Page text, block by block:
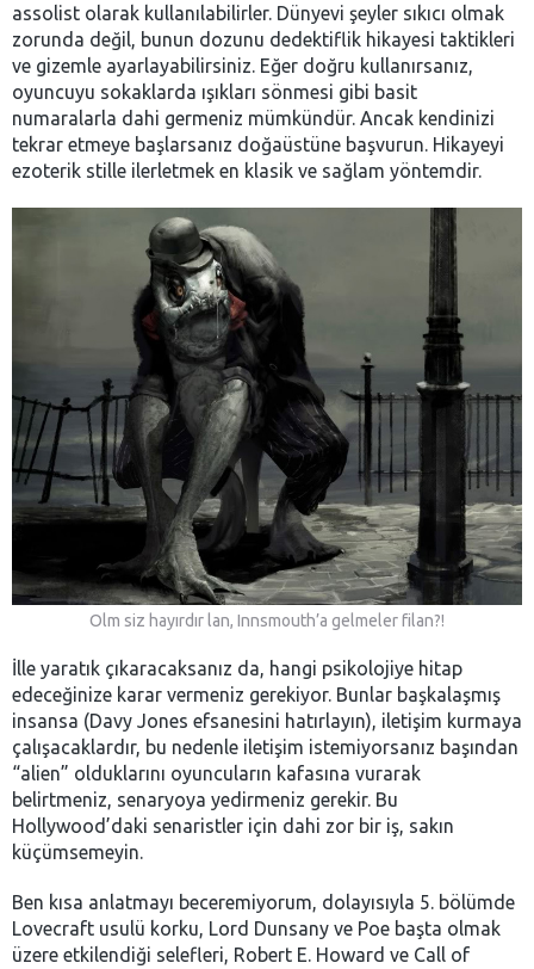
assolist olarak kullanılabilirler. Dünyevi şeyler sıkıcı olmak
zorunda değil, bunun dozunu dedektiflik hikayesi taktikleri
ve gizemle ayarlayabilirsiniz. Eğer doğru kullanırsanız,
oyuncuyu sokaklarda ışıkları sönmesi gibi basit
numaralarla dahi germeniz mümkündür. Ancak kendinizi
tekrar etmeye başlarsanız doğaüstüne başvurun. Hikayeyi
ezoterik stille ilerletmek en klasik ve sağlam yöntemdir.
Olm siz hayırdır lan, Innsmouth’a gelmeler filan?!
İlle yaratık çıkaracaksanız da, hangi psikolojiye hitap
edeceğinize karar vermeniz gerekiyor. Bunlar başkalaşmış
insansa (Davy Jones efsanesini hatırlayın), iletişim kurmaya
çalışacaklardır, bu nedenle iletişim istemiyorsanız başından
“alien” olduklarını oyuncuların kafasına vurarak
belirtmeniz, senaryoya yedirmeniz gerekir. Bu
Hollywood’daki senaristler için dahi zor bir iş, sakın
küçümsemeyin.
Ben kısa anlatmayı beceremiyorum, dolayısıyla 5. bölümde
Lovecraft usulü korku, Lord Dunsany ve Poe başta olmak
üzere etkilendiği selefleri, Robert E. Howard ve Call of